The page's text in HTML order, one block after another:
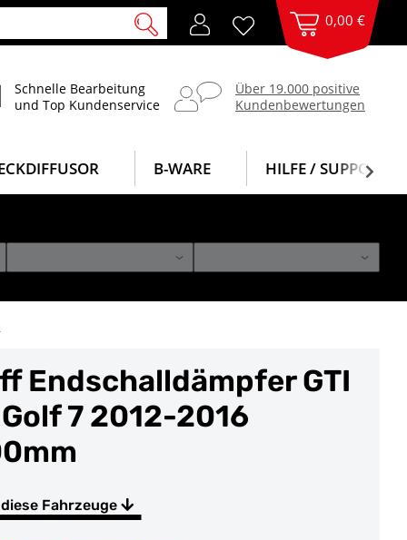
0,00 €
Schnelle Bearbeitung
und Top Kundenservice
Über 19.000 positive
Kundenbewertungen
B-WARE HILFE / SUPPORT
Endschalldämpfer GTI
7 2012-2016
Fahrzeuge